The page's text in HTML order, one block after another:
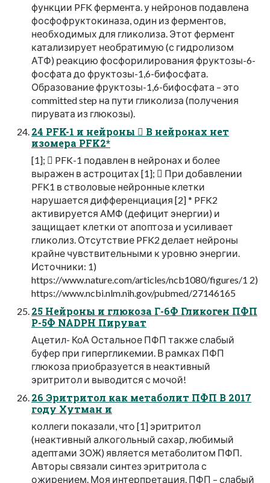
функции PFK фермента. у нейронов подавлена
фосфофруктокиназа, один из ферментов,
необходимых для гликолиза. Этот фермент
катализирует необратимую (с гидролизом
АТФ) реакцию фосфорилирования фруктозы-6-
фосфата до фруктозы-1,6-бифосфата.
Образование фруктозы-1,6-бифосфата – это
committed step на пути гликолиза (получения
пирувата из глюкозы).
24 PFK-1 и нейроны  В нейронах нет
изомера PFK2*
[1];  PFK-1 подавлен в нейронах и более
выражен в астроцитах [1];  При добавлении
PFK1 в стволовые нейронные клетки
нарушается дифференциация [2] * PFK2
активируется АМФ (дефицит энергии) и
защищает клетки от апоптоза и усиливает
гликолиз. Отсутствие PFK2 делает нейроны
крайне чувствительными к уровню энергии.
Источники: 1)
https://www.nature.com/articles/ncb1080/figures/1 2)
https://www.ncbi.nlm.nih.gov/pubmed/27146165
25 Нейроны и глюкоза Г-6Ф Гликоген ПФП
Р-5Ф NADPH Пируват
Ацетил- КоА Остальное ПФП также слабый
буфер при гипергликемии. В рамках ПФП
глюкоза приобразуется в неактивный
эритритол и выводится с мочой!
26 Эритритол как метаболит ПФП В 2017
году Хутман и
коллеги показали, что [1] эритритол
(неактивный алкогольный сахар, любимый
адептами ЗОЖ) является метаболитом ПФП.
Авторы связали синтез эритритола с
ожирением. Моя интерпретация. ПФП – слабый